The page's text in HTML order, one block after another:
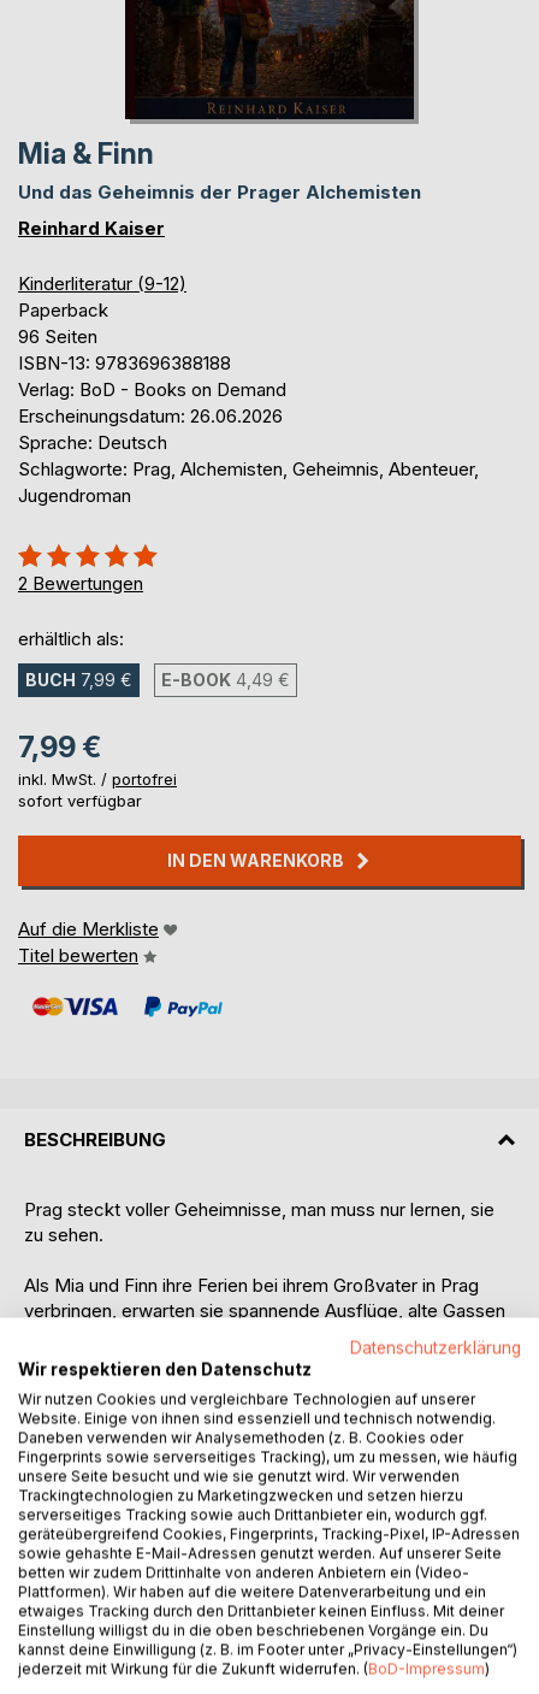
Mia & Finn
Und das Geheimnis der Prager Alchemisten
Reinhard Kaiser
Kinderliteratur (9-12)
Paperback
96 Seiten
ISBN-13: 9783696388188
Verlag: BoD - Books on Demand
Erscheinungsdatum: 26.06.2026
Sprache: Deutsch
Schlagworte: Prag, Alchemisten, Geheimnis, Abenteuer,
Jugendroman
Bewertung::
100%
2 Bewertungen
erhältlich als:
BUCH 7,99 € E-BOOK 4,49 €
7,99 €
inkl. MwSt. / portofrei
sofort verfügbar
IN DEN WARENKORB
Auf die Merkliste
Titel bewerten
BESCHREIBUNG
Prag steckt voller Geheimnisse, man muss nur lernen, sie
zu sehen.
Als Mia und Finn ihre Ferien bei ihrem Großvater in Prag
verbringen, erwarten sie spannende Ausflüge, alte Gassen
und beeindruckende Sehenswürdigkeiten. Doch als sie auf
rätselhafte Symbole stoßen, beginnt ein Abenteuer, das die
beiden durch die ganze Stadt führt.
Ihre Suche führt sie in verborgene Kellergewölbe, auf die
Karlsbrücke, hinauf auf die Hügel über Prag. Dabei
entdecken Mia und Finn, dass hinter den bekannten
Sehenswürdigkeiten mehr verborgen liegen könnte als
bloße Geschichte. Schritt für Schritt erkennen sie
Zusammenhänge zwischen Architektur, Symbolen und den
Vorstellungen der Gelehrten und Alchemisten des alten
Prag.
Doch je mehr Hinweise sie finden, desto größer wird die
Datenschutzerklärung
Wir respektieren den Datenschutz
Wir nutzen Cookies und vergleichbare Technologien auf unserer
Website. Einige von ihnen sind essenziell und technisch notwendig.
Daneben verwenden wir Analysemethoden (z. B. Cookies oder
Fingerprints sowie serverseitiges Tracking), um zu messen, wie häufig
unsere Seite besucht und wie sie genutzt wird. Wir verwenden
Trackingtechnologien zu Marketingzwecken und setzen hierzu
serverseitiges Tracking sowie auch Drittanbieter ein, wodurch ggf.
geräteübergreifend Cookies, Fingerprints, Tracking-Pixel, IP-Adressen
sowie gehashte E-Mail-Adressen genutzt werden. Auf unserer Seite
betten wir zudem Drittinhalte von anderen Anbietern ein (Video-
Plattformen). Wir haben auf die weitere Datenverarbeitung und ein
etwaiges Tracking durch den Drittanbieter keinen Einfluss. Mit deiner
Einstellung willigst du in die oben beschriebenen Vorgänge ein. Du
kannst deine Einwilligung (z. B. im Footer unter „Privacy-Einstellungen“)
jederzeit mit Wirkung für die Zukunft widerrufen. (BoD-Impressum)